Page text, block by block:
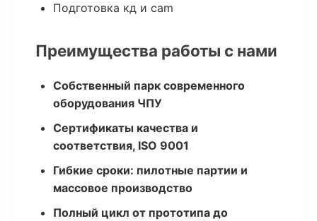
Подготовка кд и cam
Преимущества работы с нами
Собственный парк современного
оборудования ЧПУ
Сертификаты качества и
соответствия, ISO 9001
Гибкие сроки: пилотные партии и
массовое производство
Полный цикл от прототипа до